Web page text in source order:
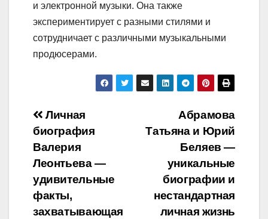
и электронной музыки. Она также
экспериментирует с разными стилями и
сотрудничает с различными музыкальными
продюсерами.
Навигация
по
записям
Абрамова
Татьяна и Юрий
Беляев —
уникальные
биографии и
нестандартная
личная жизнь
Личная
биография
Валерия
Леонтьева —
удивительные
факты,
захватывающая